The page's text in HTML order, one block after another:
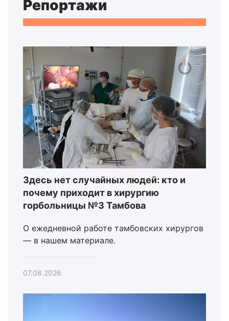
Репортажи
Здесь нет случайных людей: кто и
почему приходит в хирургию
горбольницы №3 Тамбова
О ежедневной работе тамбовских хирургов
— в нашем материале.
07.08.2026